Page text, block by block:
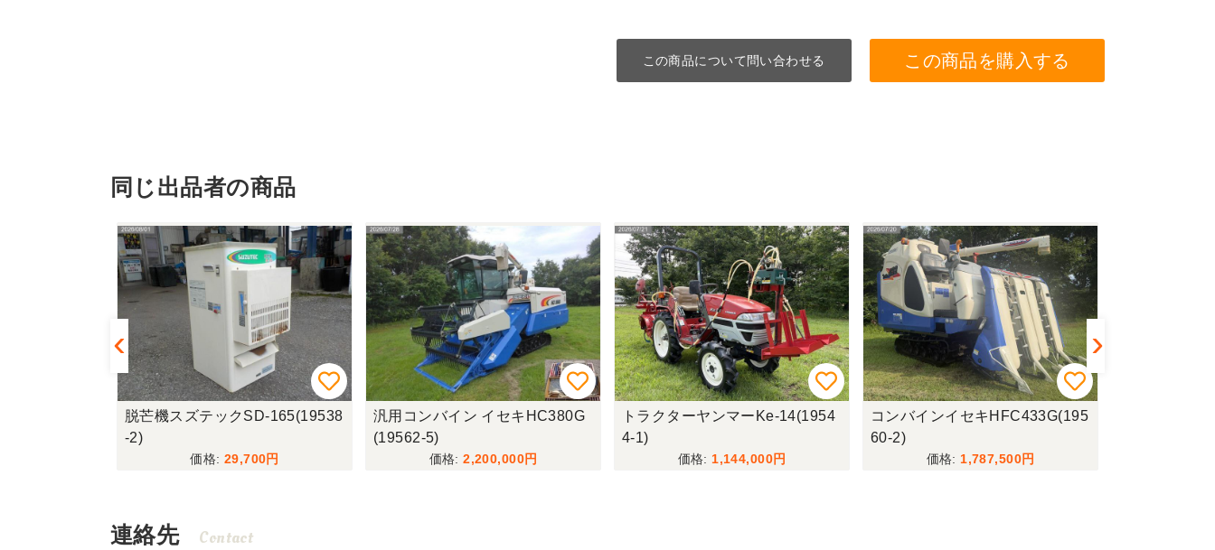
この商品について問い合わせる この商品を購入する
同じ出品者の商品
脱芒機スズテックSD-165(19538
-2)
29,700
汎用コンバイン イセキHC380G
(19562-5)
2,200,000
トラクターヤンマーKe-14(1954
4-1)
1,144,000
コンバインイセキHFC433G(195
60-2)
1,787,500
連絡先 Contact